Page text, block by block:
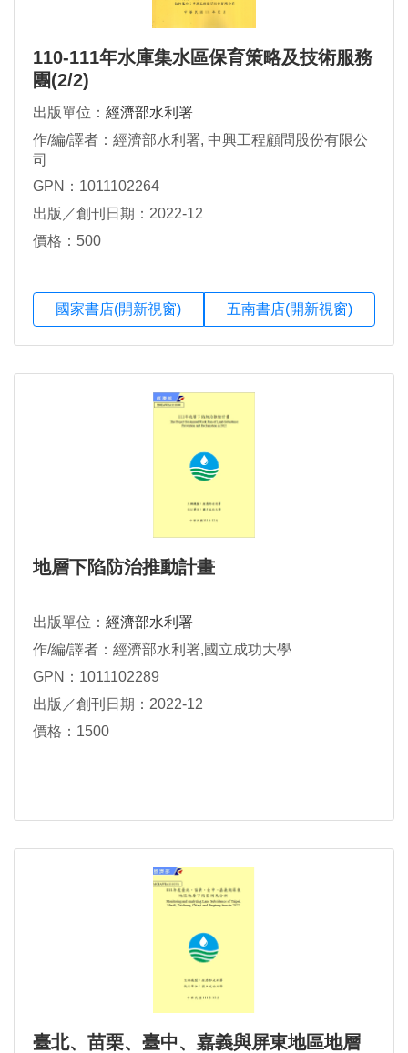
110-111年水庫集水區保育策略及技術服務
團(2/2)
出版單位： 經濟部水利署
作/編/譯者：經濟部水利署, 中興工程顧問股份有限公
司
GPN：1011102264
出版／創刊日期：2022-12
價格：500
國家書店(開新視窗) 五南書店(開新視窗)
地層下陷防治推動計畫
出版單位： 經濟部水利署
作/編/譯者：經濟部水利署,國立成功大學
GPN：1011102289
出版／創刊日期：2022-12
價格：1500
臺北、苗栗、臺中、嘉義與屏東地區地層